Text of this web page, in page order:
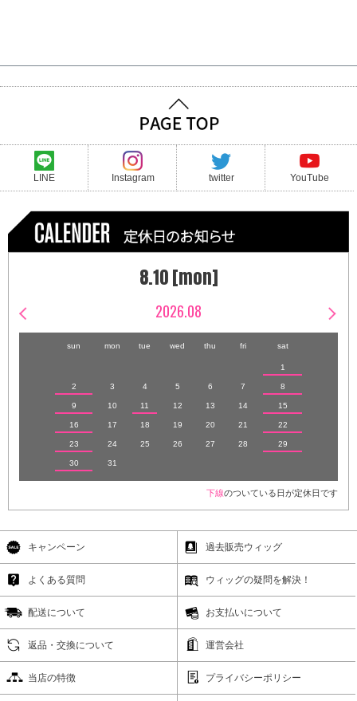
LINE Instagram twitter YouTube
8.10 [mon]
2026.08
sun mon tue wed thu fri sat
1
2 3 4 5 6 7 8
9 10 11 12 13 14 15
16 17 18 19 20 21 22
23 24 25 26 27 28 29
30 31
下線のついている日が定休日です
キャンペーン 過去販売ウィッグ
よくある質問 ウィッグの疑問を解決！
配送について お支払いについて
返品・交換について 運営会社
当店の特徴 プライバシーポリシー